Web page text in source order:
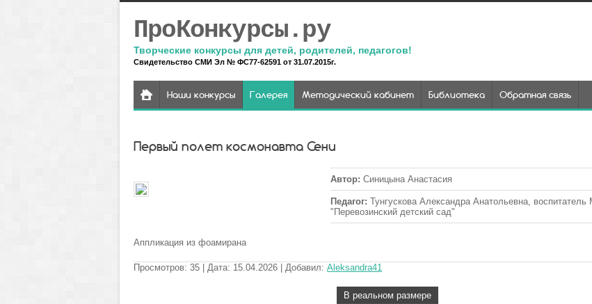
ПроКонкурсы.ру
Творческие конкурсы для детей, родителей, педагогов!
Свидетельство СМИ Эл № ФС77-62591 от 31.07.2015г.
Наши конкурсы Галерея Методический кабинет Библиотека Обратная связь
Первый полет космонавта Сени
Автор: Синицына Анастасия
Педагог: Тунгускова Александра Анатольевна,
"Перевозинский детский сад"
Аппликация из фоамирана
Просмотров: 35 | Дата: 15.04.2026 | Добавил: Aleksandra41
В реальном размере